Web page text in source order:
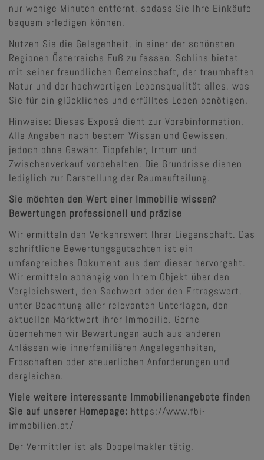
nur wenige Minuten entfernt, sodass Sie Ihre Einkäufe
bequem erledigen können.
Nutzen Sie die Gelegenheit, in einer der schönsten
Regionen Österreichs Fuß zu fassen. Schlins bietet
mit seiner freundlichen Gemeinschaft, der traumhaften
Natur und der hochwertigen Lebensqualität alles, was
Sie für ein glückliches und erfülltes Leben benötigen.
Hinweise: Dieses Exposé dient zur Vorabinformation.
Alle Angaben nach bestem Wissen und Gewissen,
jedoch ohne Gewähr. Tippfehler, Irrtum und
Zwischenverkauf vorbehalten. Die Grundrisse dienen
lediglich zur Darstellung der Raumaufteilung.
Sie möchten den Wert einer Immobilie wissen?
Bewertungen professionell und präzise
Wir ermitteln den Verkehrswert Ihrer Liegenschaft. Das
schriftliche Bewertungsgutachten ist ein
umfangreiches Dokument aus dem dieser hervorgeht.
Wir ermitteln abhängig von Ihrem Objekt über den
Vergleichswert, den Sachwert oder den Ertragswert,
unter Beachtung aller relevanten Unterlagen, den
aktuellen Marktwert ihrer Immobilie. Gerne
übernehmen wir Bewertungen auch aus anderen
Anlässen wie innerfamiliären Angelegenheiten,
Erbschaften oder steuerlichen Anforderungen und
dergleichen.
Viele weitere interessante Immobilienangebote finden
Sie auf unserer Homepage: https://www.fbi-
immobilien.at/
Der Vermittler ist als Doppelmakler tätig.